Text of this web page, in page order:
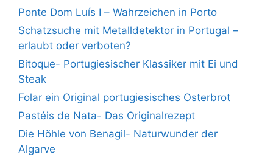
Ponte Dom Luís I – Wahrzeichen in Porto
Schatzsuche mit Metalldetektor in Portugal –
erlaubt oder verboten?
Bitoque- Portugiesischer Klassiker mit Ei und
Steak
Folar ein Original portugiesisches Osterbrot
Pastéis de Nata- Das Originalrezept
Die Höhle von Benagil- Naturwunder der
Algarve